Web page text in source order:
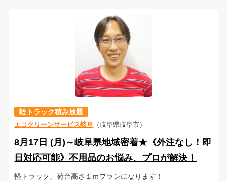
軽トラック積み放題
エコクリーンサービス岐阜 （岐阜県岐阜市）
8月17日 (月)～岐阜県地域密着★《外注なし！即
日対応可能》不用品のお悩み、プロが解決！
軽トラック、荷台高さ１ｍプランになります！